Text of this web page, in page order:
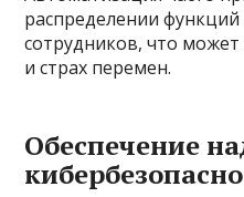
распределении функций
сотрудников, что
и страх перемен.
Обеспечение